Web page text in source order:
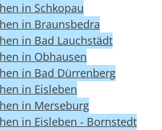
in Schkopau
in Braunsbedra
in Bad Lauchstädt
in Obhausen
in Bad Dürrenberg
in Eisleben
in Merseburg
in Eisleben - Bornstedt